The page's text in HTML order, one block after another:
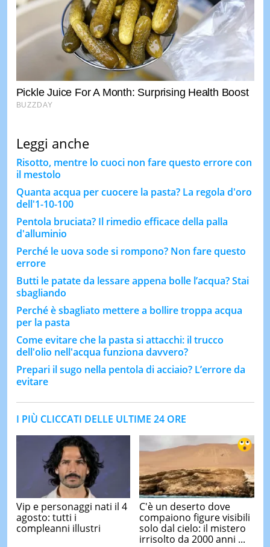
Leggi anche
Risotto, mentre lo cuoci non fare questo errore con
il mestolo
Quanta acqua per cuocere la pasta? La regola d'oro
dell'1-10-100
Pentola bruciata? Il rimedio efficace della palla
d'alluminio
Perché le uova sode si rompono? Non fare questo
errore
Butti le patate da lessare appena bolle l’acqua? Stai
sbagliando
Perché è sbagliato mettere a bollire troppa acqua
per la pasta
Come evitare che la pasta si attacchi: il trucco
dell'olio nell'acqua funziona davvero?
Prepari il sugo nella pentola di acciaio? L’errore da
evitare
I PIÙ CLICCATI DELLE ULTIME 24 ORE
Vip e personaggi nati il 4
agosto: tutti i
compleanni illustri
C'è un deserto dove
compaiono figure visibili
solo dal cielo: il mistero
irrisolto da 2000 anni ...